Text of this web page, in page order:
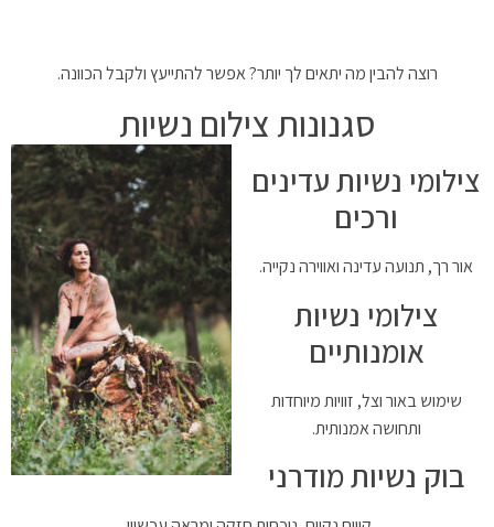
רוצה להבין מה יתאים לך יותר? אפשר להתייעץ ולקבל הכוונה.
סגנונות צילום נשיות
צילומי נשיות עדינים
ורכים
אור רך, תנועה עדינה ואווירה נקייה.
צילומי נשיות
אומנותיים
שימוש באור וצל, זוויות מיוחדות
ותחושה אמנותית.
בוק נשיות מודרני